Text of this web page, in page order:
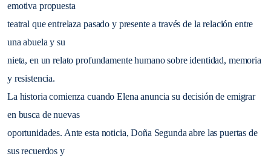
emotiva propuesta
teatral que entrelaza pasado y presente a través de la relación entre
una abuela y su
nieta, en un relato profundamente humano sobre identidad, memoria
y resistencia.
La historia comienza cuando Elena anuncia su decisión de emigrar
en busca de nuevas
oportunidades. Ante esta noticia, Doña Segunda abre las puertas de
sus recuerdos y